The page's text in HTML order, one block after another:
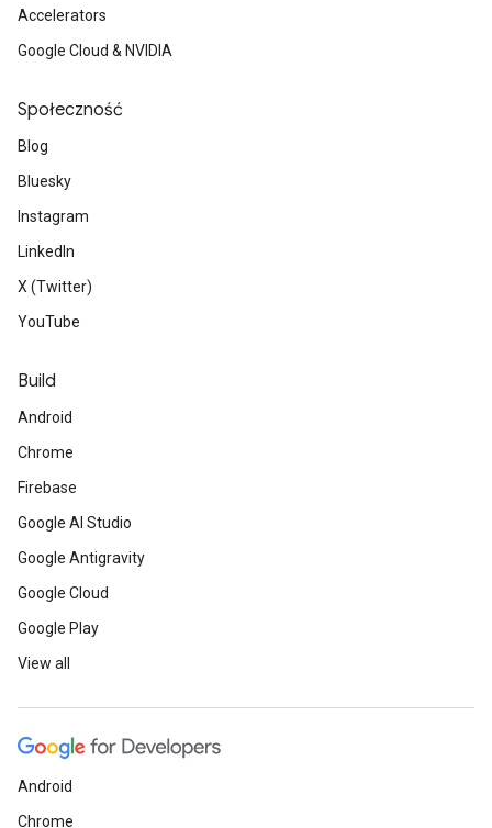
Accelerators
Google Cloud & NVIDIA
Społeczność
Blog
Bluesky
Instagram
LinkedIn
X (Twitter)
YouTube
Build
Android
Chrome
Firebase
Google AI Studio
Google Antigravity
Google Cloud
Google Play
View all
Android
Chrome